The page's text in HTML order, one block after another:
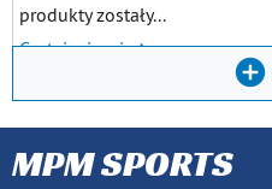
produkty zostały...
Czytaj więcej
MPM SPORTS